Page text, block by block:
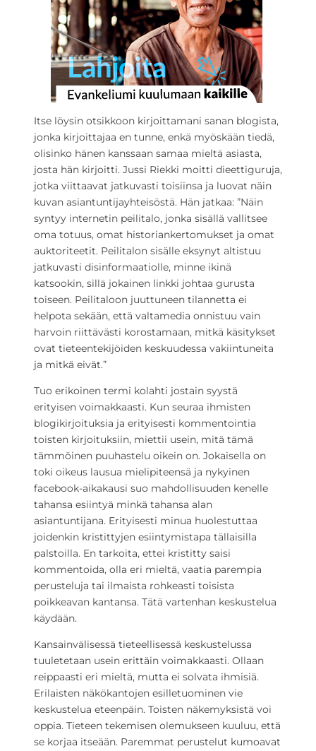
Itse löysin otsikkoon kirjoittamani sanan blogista,
jonka kirjoittajaa en tunne, enkä myöskään tiedä,
olisinko hänen kanssaan samaa mieltä asiasta,
josta hän kirjoitti. Jussi Riekki moitti dieettiguruja,
jotka viittaavat jatkuvasti toisiinsa ja luovat näin
kuvan asiantuntijayhteisöstä. Hän jatkaa: ”Näin
syntyy internetin peilitalo, jonka sisällä vallitsee
oma totuus, omat historiankertomukset ja omat
auktoriteetit. Peilitalon sisälle eksynyt altistuu
jatkuvasti disinformaatiolle, minne ikinä
katsookin, sillä jokainen linkki johtaa gurusta
toiseen. Peilitaloon juuttuneen tilannetta ei
helpota sekään, että valtamedia onnistuu vain
harvoin riittävästi korostamaan, mitkä käsitykset
ovat tieteentekijöiden keskuudessa vakiintuneita
ja mitkä eivät.”
Tuo erikoinen termi kolahti jostain syystä
erityisen voimakkaasti. Kun seuraa ihmisten
blogikirjoituksia ja erityisesti kommentointia
toisten kirjoituksiin, miettii usein, mitä tämä
tämmöinen puuhastelu oikein on. Jokaisella on
toki oikeus lausua mielipiteensä ja nykyinen
facebook-aikakausi suo mahdollisuuden kenelle
tahansa esiintyä minkä tahansa alan
asiantuntijana. Erityisesti minua huolestuttaa
joidenkin kristittyjen esiintymistapa tällaisilla
palstoilla. En tarkoita, ettei kristitty saisi
kommentoida, olla eri mieltä, vaatia parempia
perusteluja tai ilmaista rohkeasti toisista
poikkeavan kantansa. Tätä vartenhan keskustelua
käydään.
Kansainvälisessä tieteellisessä keskustelussa
tuuletetaan usein erittäin voimakkaasti. Ollaan
reippaasti eri mieltä, mutta ei solvata ihmisiä.
Erilaisten näkökantojen esilletuominen vie
keskustelua eteenpäin. Toisten näkemyksistä voi
oppia. Tieteen tekemisen olemukseen kuuluu, että
se korjaa itseään. Paremmat perustelut kumoavat